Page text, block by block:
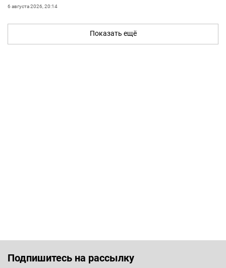
6 августа 2026, 20:14
Показать ещё
Подпишитесь на рассылку